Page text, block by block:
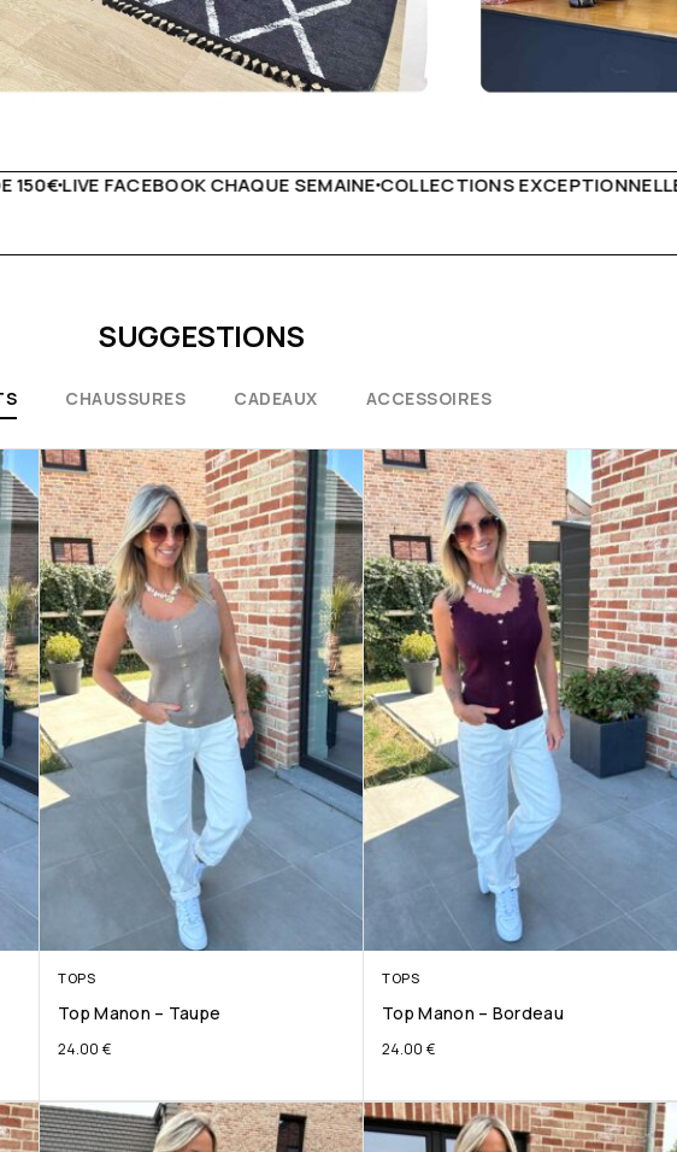
COLLECTIONS EXCEPTIONNELLESCONSEILS DE STYLE PAR AUDREY B
SUGGESTIONS
CHAUSSURES CADEAUX ACCESSOIRES
TOPS
Top Manon – Taupe
24.00 €
TOPS
Top Manon – Bordeau
24.00 €